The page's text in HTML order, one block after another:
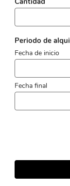
Periodo de
Fecha de inicio
Fecha
Fecha final
Fecha